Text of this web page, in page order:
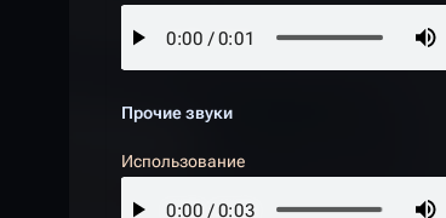
Прочие звуки
Использование